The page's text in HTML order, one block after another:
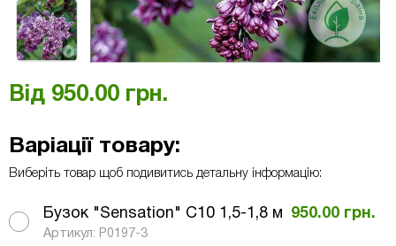
Від 950.00 грн.
Варіації товару:
Виберіть товар щоб подивитись детальну інформацію:
Бузок "Sensation" C10 1,5-1,8 м 950.00 грн.
Артикул: Р0197-3